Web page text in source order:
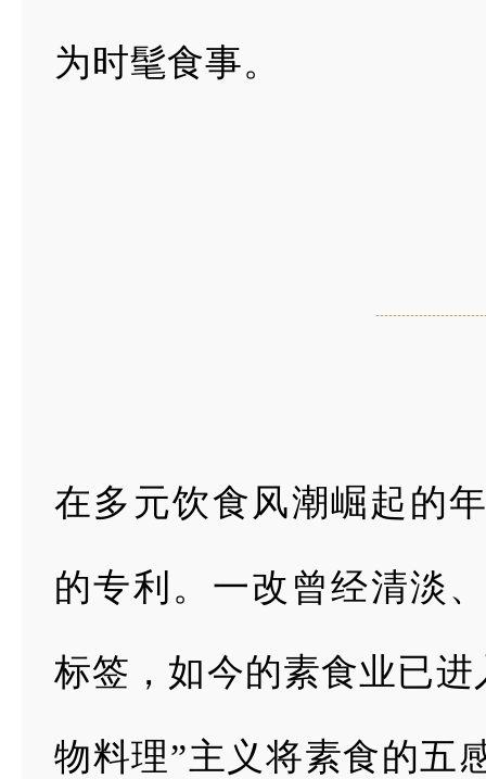
为时髦食事。
在多元饮食风潮崛起的
的专利。一改曾经清淡
标签，如今的素食业已进
物料理”主义将素食的五